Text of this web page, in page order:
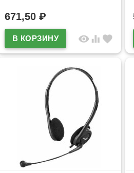
671,50 ₽
visibility equalizer favorite